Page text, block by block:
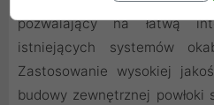
pozwalający na łatwą
istniejących systemów
Zastosowanie wysokiej
budowy zewnętrznej